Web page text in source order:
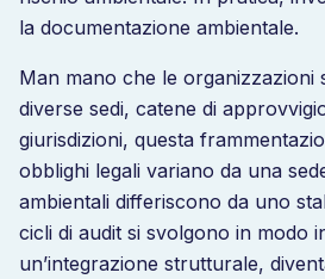
la documentazione ambientale.
Man mano che le organizzazioni
diverse sedi, catene di
giurisdizioni, questa
obblighi legali variano da una
ambientali differiscono da uno
cicli di audit si svolgono in modo
un’integrazione strutturale,